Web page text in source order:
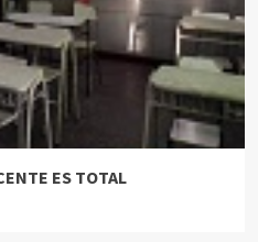
ES TOTAL